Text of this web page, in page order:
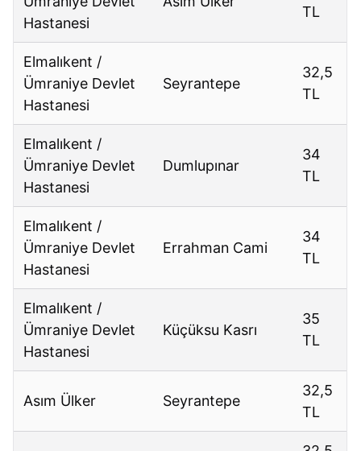
Hastanesi
TL
Elmalıkent /
Ümraniye Devlet
Hastanesi
Seyrantepe
32,5
TL
Elmalıkent /
Ümraniye Devlet
Hastanesi
Dumlupınar
34
TL
Elmalıkent /
Ümraniye Devlet
Hastanesi
Errahman Cami
34
TL
Elmalıkent /
Ümraniye Devlet
Hastanesi
Küçüksu Kasrı
35
TL
Asım Ülker Seyrantepe
32,5
TL